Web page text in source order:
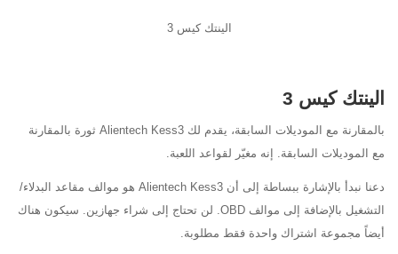
الينتك كيس 3
الينتك كيس 3
بالمقارنة مع الموديلات السابقة، يقدم لك Alientech Kess3 ثورة بالمقارنة
مع الموديلات السابقة. إنه مغيّر لقواعد اللعبة.
دعنا نبدأ بالإشارة ببساطة إلى أن Alientech Kess3 هو موالف مقاعد البدلاء/
التشغيل بالإضافة إلى موالف OBD. لن تحتاج إلى شراء جهازين. سيكون هناك
أيضاً مجموعة اشتراك واحدة فقط مطلوبة.